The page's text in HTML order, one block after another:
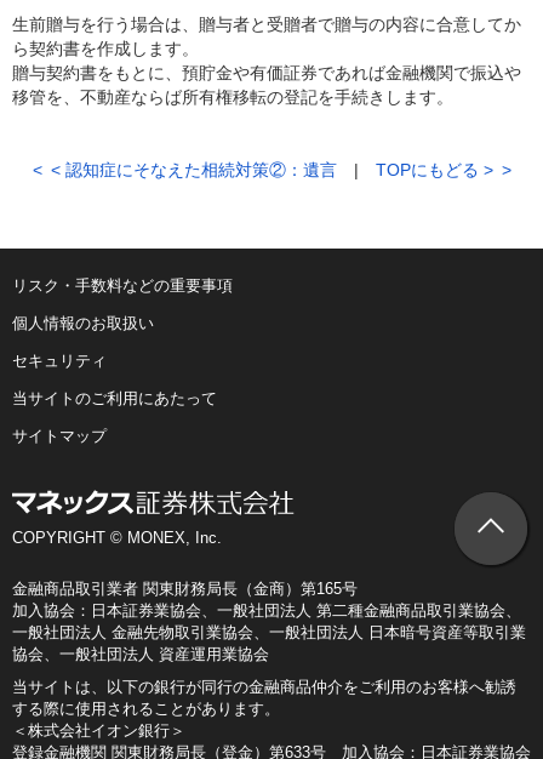
生前贈与を行う場合は、贈与者と受贈者で贈与の内容に合意してか
ら契約書を作成します。
贈与契約書をもとに、預貯金や有価証券であれば金融機関で振込や
移管を、不動産ならば所有権移転の登記を手続きします。
<認知症にそなえた相続対策②：遺言 TOPにもどる >
リスク・手数料などの重要事項
個人情報のお取扱い
セキュリティ
当サイトのご利用にあたって
サイトマップ
COPYRIGHT © MONEX, Inc.
金融商品取引業者 関東財務局長（金商）第165号
加入協会：日本証券業協会、一般社団法人 第二種金融商品取引業協会、
一般社団法人 金融先物取引業協会、一般社団法人 日本暗号資産等取引業
協会、一般社団法人 資産運用業協会
当サイトは、以下の銀行が同行の金融商品仲介をご利用のお客様へ勧誘
する際に使用されることがあります。
＜株式会社イオン銀行＞
登録金融機関 関東財務局長（登金）第633号 加入協会：日本証券業協会